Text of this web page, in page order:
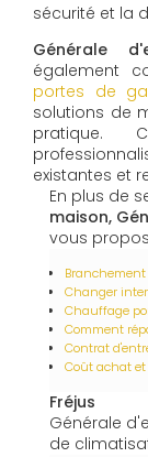
sécurité et la
Générale
également
portes de
solutions de
pratique.
existantes et
En plus de
maison,
vous
Changer
Chauffage
Comment
Contrat
Coût achat
Fréjus
Générale
de